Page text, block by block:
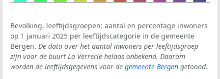
Bevolking, leeftijdsgroepen: aantal en percentage inwoners
op 1 januari 2025 per leeftijdscategorie in de gemeente
Bergen. De data over het aantal inwoners per leeftijdsgroep
zijn voor de buurt La Verrerie helaas onbekend. Daarom
worden de leeftijdsgegevens voor de gemeente Bergen getoond.